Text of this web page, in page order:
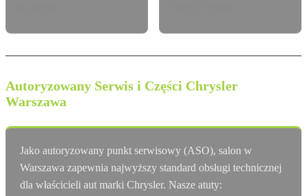
Autoryzowany Serwis i Części Chrysler
Warszawa
Jako autoryzowany punkt serwisowy (ASO), salon w
Warszawa zapewnia najwyższy standard obsługi technicznej
dla właścicieli aut marki Chrysler. Nasze atuty: